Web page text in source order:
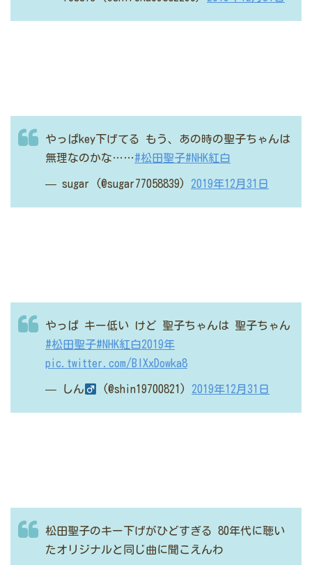
やっぱkey下げてる
もう、あの時の聖子ちゃんは
無理なのかな……#松田聖子#NHK紅白
— sugar (@sugar77058839) 2019年12月31日
やっぱ キー低い けど 聖子ちゃんは 聖子ちゃん
#松田聖子#NHK紅白2019年
pic.twitter.com/BIXxDowka8
— しん (@shin19700821) 2019年12月31日
松田聖子のキー下げがひどすぎる
80年代に聴い
たオリジナルと同じ曲に聞こえんわ